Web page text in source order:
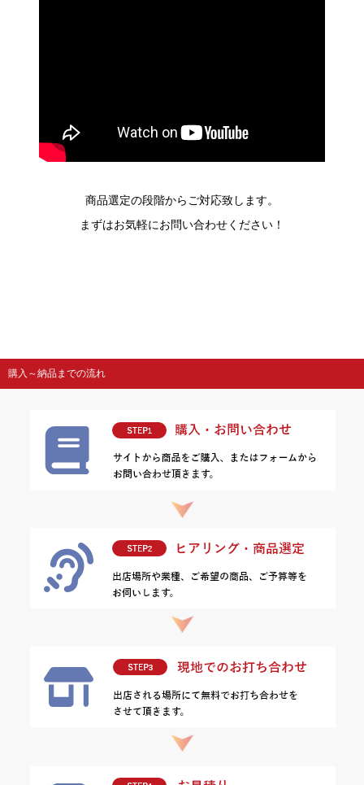
商品選定の段階からご対応致します。
まずはお気軽にお問い合わせください！
購入～納品までの流れ